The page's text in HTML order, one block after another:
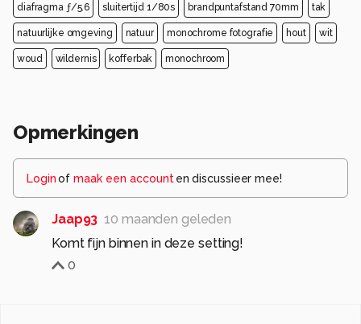
diafragma ƒ/5.6 sluitertijd 1/80s brandpuntafstand 70mm tak
natuurlijke omgeving natuur monochrome fotografie hout wit
woud wildernis kofferbak monochroom
Opmerkingen
Loginof maak een account en discussieer mee!
Jaap93 10 maanden geleden
Komt fijn binnen in deze setting!
0